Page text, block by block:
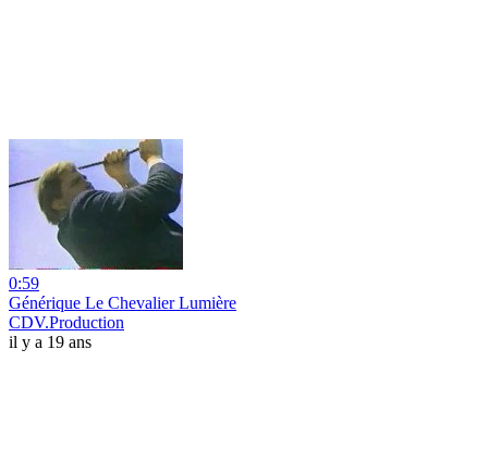
0:59
Générique Le Chevalier Lumière
CDV.Production
il y a 19 ans